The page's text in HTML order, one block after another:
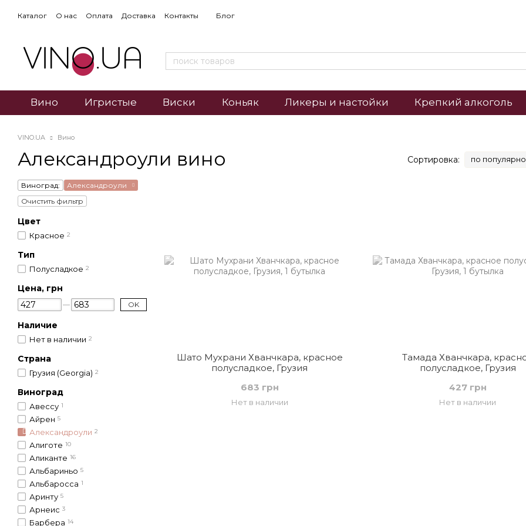
Каталог О нас Оплата Доставка Контакты Блог
Вино Игристые Виски Коньяк Ликеры и настойки Крепкий алкоголь
VINO.UA Вино
Александроули вино Сортировка: по
Шато Мухрани Хванчкара, красное
полусладкое, Грузия
683 грн
Нет в наличии
Тамада Хванчкара,
полусладкое, Грузия
427 грн
Нет в наличии
Виноград:
Александроули
Очистить фильтр
Цвет
Красное 2
Тип
Полусладкое 2
Цена, грн
OK
Наличие
Нет в наличии 2
Страна
Грузия (Georgia) 2
Виноград
Авессу 1
Айрен 5
Александроули 2
Алиготе 10
Аликанте 16
Альбариньо 5
Альбаросса 1
Аринту 5
Арнеис 3
Барбера 14